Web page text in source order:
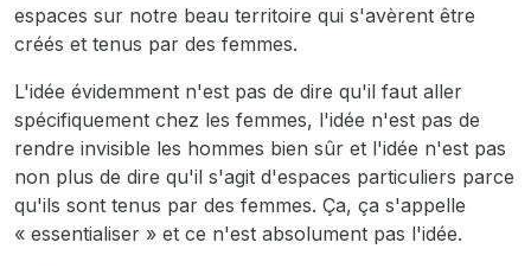
espaces sur notre beau territoire qui s'avèrent être
créés et tenus par des femmes.
L'idée évidemment n'est pas de dire qu'il faut aller
spécifiquement chez les femmes, l'idée n'est pas de
rendre invisible les hommes bien sûr et l'idée n'est pas
non plus de dire qu'il s'agit d'espaces particuliers parce
qu'ils sont tenus par des femmes. Ça, ça s'appelle
« essentialiser » et ce n'est absolument pas l'idée.